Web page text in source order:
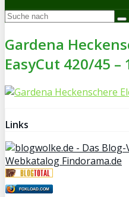
Gardena
EasyCut 420/45 –
Links
Webkatalog Findorama.de
FOXLOAD.COM